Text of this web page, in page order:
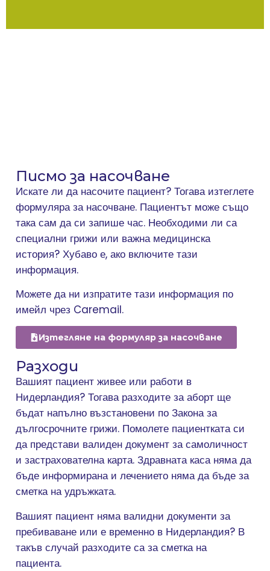
Писмо за насочване
Искате ли да насочите пациент? Тогава изтеглете
формуляра за насочване. Пациентът може също
така сам да си запише час. Необходими ли са
специални грижи или важна медицинска
история? Хубаво е, ако включите тази
информация.
Можете да ни изпратите тази информация по
имейл чрез Caremail.
Изтегляне на формуляр за насочване
Разходи
Вашият пациент живее или работи в
Нидерландия? Тогава разходите за аборт ще
бъдат напълно възстановени по Закона за
дългосрочните грижи. Помолете пациентката си
да представи валиден документ за самоличност
и застрахователна карта. Здравната каса няма да
бъде информирана и лечението няма да бъде за
сметка на удръжката.
Вашият пациент няма валидни документи за
пребиваване или е временно в Нидерландия? В
такъв случай разходите са за сметка на
пациента.